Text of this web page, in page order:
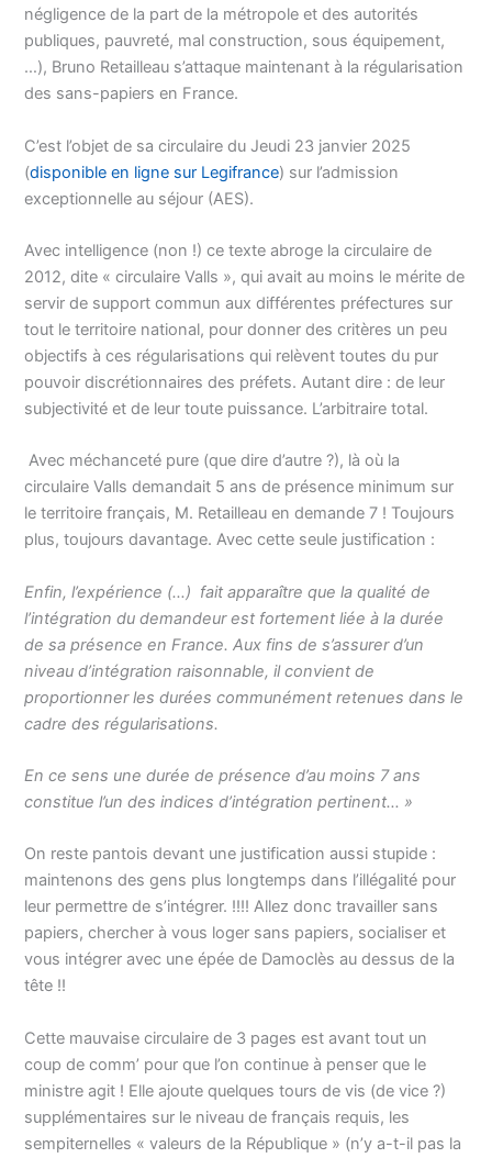
négligence de la part de la métropole et des autorités
publiques, pauvreté, mal construction, sous équipement,
…), Bruno Retailleau s’attaque maintenant à la régularisation
des sans-papiers en France.
C’est l’objet de sa circulaire du Jeudi 23 janvier 2025
(disponible en ligne sur Legifrance) sur l’admission
exceptionnelle au séjour (AES).
Avec intelligence (non !) ce texte abroge la circulaire de
2012, dite « circulaire Valls », qui avait au moins le mérite de
servir de support commun aux différentes préfectures sur
tout le territoire national, pour donner des critères un peu
objectifs à ces régularisations qui relèvent toutes du pur
pouvoir discrétionnaires des préfets. Autant dire : de leur
subjectivité et de leur toute puissance. L’arbitraire total.
Avec méchanceté pure (que dire d’autre ?), là où la
circulaire Valls demandait 5 ans de présence minimum sur
le territoire français, M. Retailleau en demande 7 ! Toujours
plus, toujours davantage. Avec cette seule justification :
Enfin, l’expérience (…) fait apparaître que la qualité de
l’intégration du demandeur est fortement liée à la durée
de sa présence en France. Aux fins de s’assurer d’un
niveau d’intégration raisonnable, il convient de
proportionner les durées communément retenues dans le
cadre des régularisations.
En ce sens une durée de présence d’au moins 7 ans
constitue l’un des indices d’intégration pertinent… »
On reste pantois devant une justification aussi stupide :
maintenons des gens plus longtemps dans l’illégalité pour
leur permettre de s’intégrer. !!!! Allez donc travailler sans
papiers, chercher à vous loger sans papiers, socialiser et
vous intégrer avec une épée de Damoclès au dessus de la
tête !!
Cette mauvaise circulaire de 3 pages est avant tout un
coup de comm’ pour que l’on continue à penser que le
ministre agit ! Elle ajoute quelques tours de vis (de vice ?)
supplémentaires sur le niveau de français requis, les
sempiternelles « valeurs de la République » (n’y a-t-il pas la